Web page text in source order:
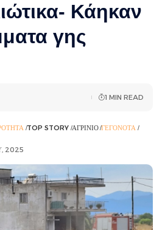
Κάηκαν
γης
TOP STORY ΑΓΡΊΝΙΟ ΓΕΓΟΝΌΤΑ
2025
1 MIN READ